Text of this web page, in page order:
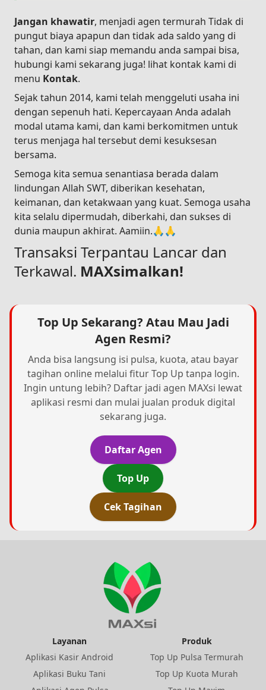
Jangan khawatir, menjadi agen termurah Tidak di
pungut biaya apapun dan tidak ada saldo yang di
tahan, dan kami siap memandu anda sampai bisa,
hubungi kami sekarang juga! lihat kontak kami di
menu Kontak.
Sejak tahun 2014, kami telah menggeluti usaha ini
dengan sepenuh hati. Kepercayaan Anda adalah
modal utama kami, dan kami berkomitmen untuk
terus menjaga hal tersebut demi kesuksesan
bersama.
Semoga kita semua senantiasa berada dalam
lindungan Allah SWT, diberikan kesehatan,
keimanan, dan ketakwaan yang kuat. Semoga usaha
kita selalu dipermudah, diberkahi, dan sukses di
dunia maupun akhirat. Aamiin.🙏🙏
Transaksi Terpantau Lancar dan
Terkawal. MAXsimalkan!
Top Up Sekarang? Atau Mau Jadi
Agen Resmi?
Anda bisa langsung isi pulsa, kuota, atau bayar
tagihan online melalui fitur Top Up tanpa login.
Ingin untung lebih? Daftar jadi agen MAXsi lewat
aplikasi resmi dan mulai jualan produk digital
sekarang juga.
Daftar Agen
Top Up
Cek Tagihan
Layanan
Aplikasi Kasir Android
Aplikasi Buku Tani
Produk
Top Up Pulsa Termurah
Top Up Kuota Murah